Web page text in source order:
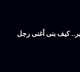
كيف بنى أغنى رجل